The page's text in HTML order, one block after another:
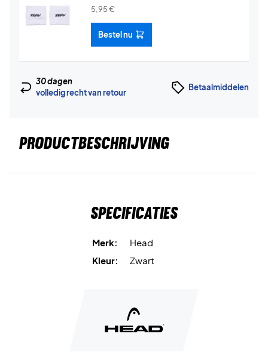
5,95€
Bestel nu
30 dagen
volledig recht van retour
Betaalmiddelen
PRODUCTBESCHRIJVING
Specificaties
Merk:
Head
Kleur:
Zwart